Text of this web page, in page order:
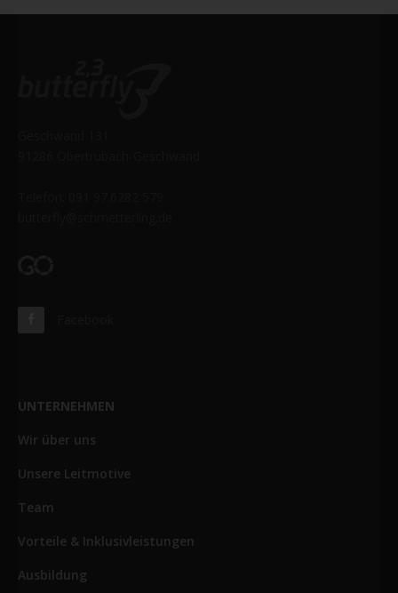
UNTERNEHMEN
Wir über uns
Unsere Leitmotive
Team
Vorteile & Inklusivleistungen
Ausbildung